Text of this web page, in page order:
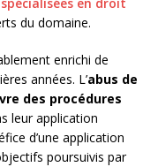
du domaine.
enrichi de
années. L’abus de
des procédures
leur application
d’une application
poursuivis par